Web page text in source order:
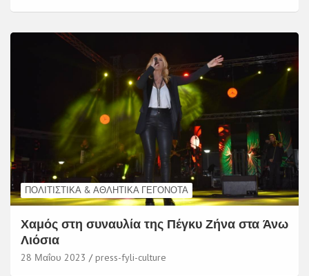
ΠΟΛΙΤΙΣΤΙΚΆ & ΑΘΛΗΤΙΚΆ ΓΕΓΟΝΌΤΑ
Χαμός στη συναυλία της Πέγκυ Ζήνα στα Άνω
Λιόσια
28 Μαΐου 2023 press-fyli-culture